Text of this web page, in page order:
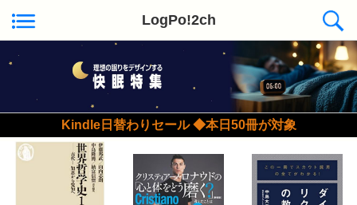
LogPo!2ch
Kindle日替わりセール ◆本日50冊が対象